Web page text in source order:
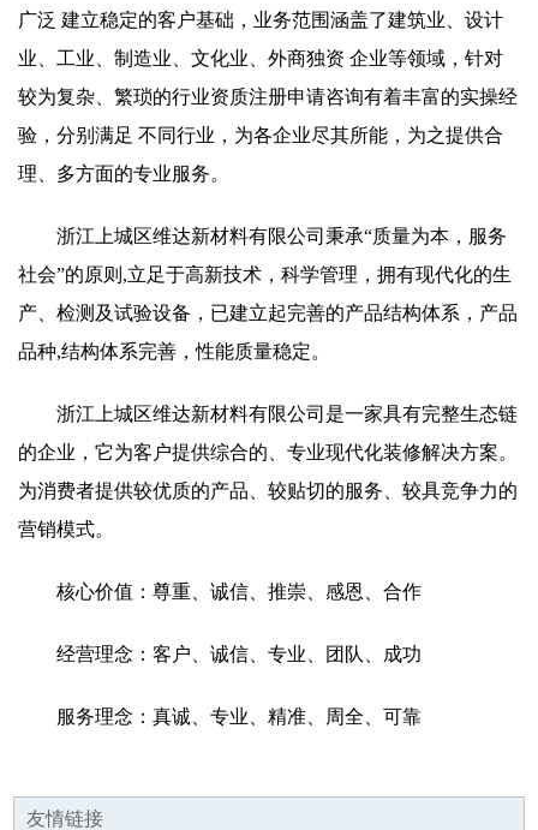
广泛 建立稳定的客户基础，业务范围涵盖了建筑业、设计
业、工业、制造业、文化业、外商独资 企业等领域，针对
较为复杂、繁琐的行业资质注册申请咨询有着丰富的实操经
验，分别满足 不同行业，为各企业尽其所能，为之提供合
理、多方面的专业服务。
浙江上城区维达新材料有限公司秉承“质量为本，服务
社会”的原则,立足于高新技术，科学管理，拥有现代化的生
产、检测及试验设备，已建立起完善的产品结构体系，产品
品种,结构体系完善，性能质量稳定。
浙江上城区维达新材料有限公司是一家具有完整生态链
的企业，它为客户提供综合的、专业现代化装修解决方案。
为消费者提供较优质的产品、较贴切的服务、较具竞争力的
营销模式。
核心价值：尊重、诚信、推崇、感恩、合作
经营理念：客户、诚信、专业、团队、成功
服务理念：真诚、专业、精准、周全、可靠
友情链接